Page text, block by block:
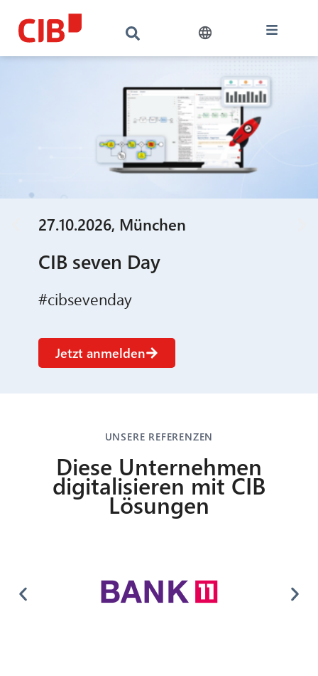
27.10.2026, München
CIB seven Day
#cibsevenday
Jetzt anmelden
UNSERE REFERENZEN
Diese Unternehmen
digitalisieren mit CIB
Lösungen